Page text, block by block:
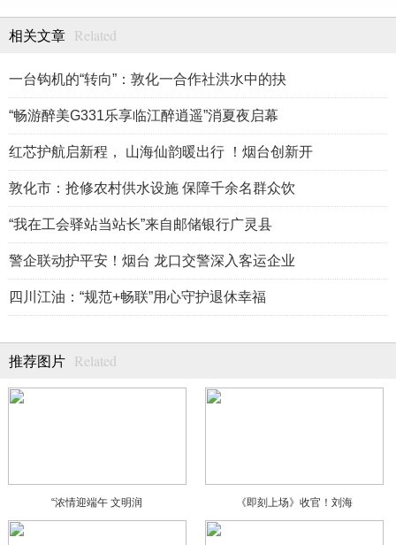
相关文章 Related
一台钩机的“转向”：敦化一合作社洪水中的抉
“畅游醉美G331乐享临江醉逍遥”消夏夜启幕
红芯护航启新程， 山海仙韵暖出行 ！烟台创新开
敦化市：抢修农村供水设施 保障千余名群众饮
“我在工会驿站当站长”来自邮储银行广灵县
警企联动护平安！烟台 龙口交警深入客运企业
四川江油：“规范+畅联”用心守护退休幸福
推荐图片 Related
“浓情迎端午 文明润 《即刻上场》收官！刘海